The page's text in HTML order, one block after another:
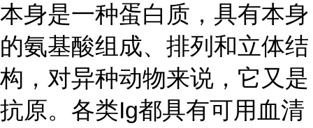
本身是一种蛋白质，具有本身
的氨基酸组成、排列和立体结
构，对异种动物来说，它又是
抗原。各类Ig都具有可用血清